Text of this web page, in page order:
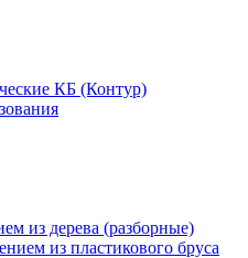
КБ (Контур)
из дерева (разборные)
из пластикового бруса